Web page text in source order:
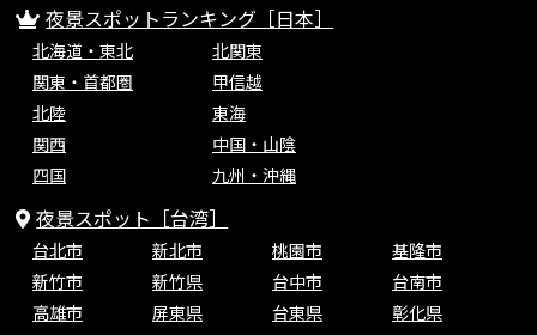
夜景スポットランキング［日本］
北海道・東北
北関東
関東・首都圏
甲信越
北陸
東海
関西
中国・山陰
四国
九州・沖縄
夜景スポット［台湾］
台北市 新北市 桃園市
基隆市
新竹市
新竹県 台中市
台南市
高雄市
屏東県 台東県
彰化県